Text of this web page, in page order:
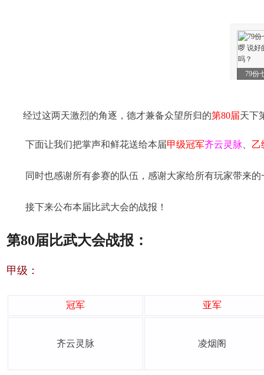
经过这两天激烈的角逐，德才兼备众望所归的第80届天下
下面让我们把掌声和鲜花送给本届甲级冠军齐云灵脉、 乙
同时也感谢所有参赛的队伍，感谢大家给所有玩家带来的
接下来公布本届比武大会的战报！
第80届比武大会战报：
甲级：
冠军 亚军
齐云灵脉 凌烟阁